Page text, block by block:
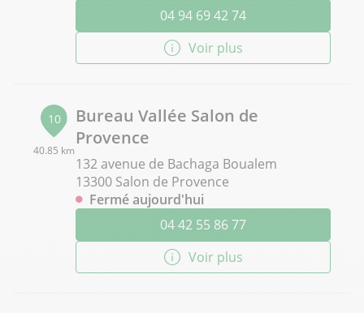
04 94 69 42 74
Voir plus
10
40.85 km
Bureau Vallée Salon de
Provence
132 avenue de Bachaga Boualem
13300 Salon de Provence
Fermé aujourd'hui
04 42 55 86 77
Voir plus